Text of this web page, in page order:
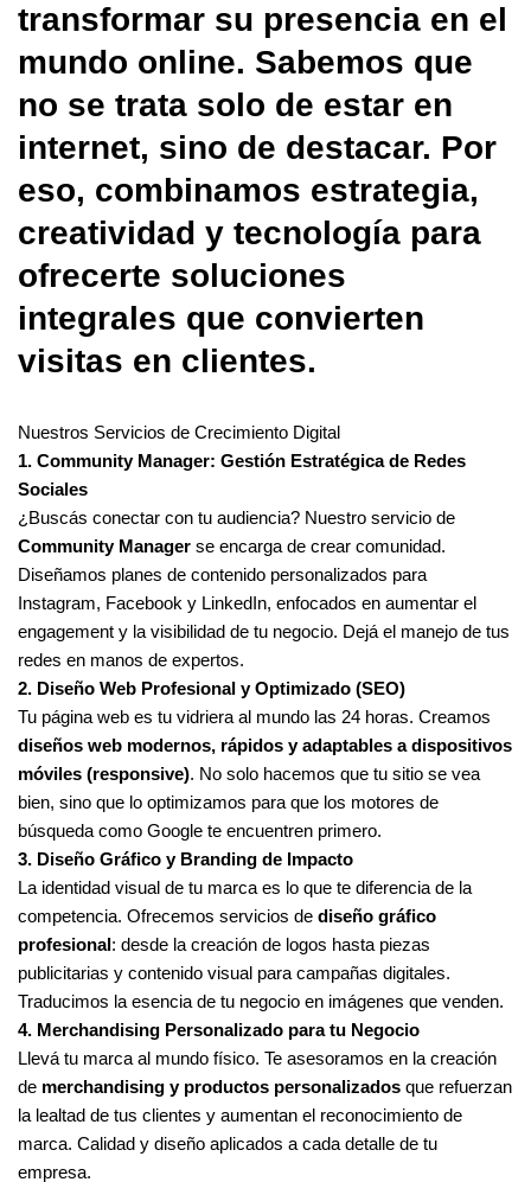
transformar su presencia en el
mundo online. Sabemos que
no se trata solo de estar en
internet, sino de destacar. Por
eso, combinamos estrategia,
creatividad y tecnología para
ofrecerte soluciones
integrales que convierten
visitas en clientes.
Nuestros Servicios de Crecimiento Digital
1. Community Manager: Gestión Estratégica de Redes
Sociales
¿Buscás conectar con tu audiencia? Nuestro servicio de
Community Manager se encarga de crear comunidad.
Diseñamos planes de contenido personalizados para
Instagram, Facebook y LinkedIn, enfocados en aumentar el
engagement y la visibilidad de tu negocio. Dejá el manejo de tus
redes en manos de expertos.
2. Diseño Web Profesional y Optimizado (SEO)
Tu página web es tu vidriera al mundo las 24 horas. Creamos
diseños web modernos, rápidos y adaptables a dispositivos
móviles (responsive). No solo hacemos que tu sitio se vea
bien, sino que lo optimizamos para que los motores de
búsqueda como Google te encuentren primero.
3. Diseño Gráfico y Branding de Impacto
La identidad visual de tu marca es lo que te diferencia de la
competencia. Ofrecemos servicios de diseño gráfico
profesional: desde la creación de logos hasta piezas
publicitarias y contenido visual para campañas digitales.
Traducimos la esencia de tu negocio en imágenes que venden.
4. Merchandising Personalizado para tu Negocio
Llevá tu marca al mundo físico. Te asesoramos en la creación
de merchandising y productos personalizados que refuerzan
la lealtad de tus clientes y aumentan el reconocimiento de
marca. Calidad y diseño aplicados a cada detalle de tu
empresa.